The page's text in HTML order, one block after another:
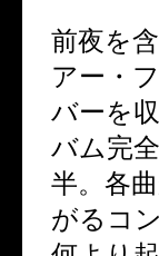
前夜を
アー・
バーを
バム完
半。各
がるコ